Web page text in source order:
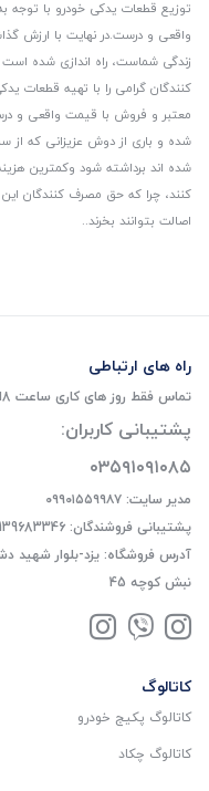
توزیع قطعات یدکی خودرو با توجه
واقعی و درست.در نهایت با ارزش
زندگی شماست، راه اندازی شده
کنندگان گرامی را با تهیه قطعات
معتبر و فروش با قیمت واقعی و
شده و باری از دوش عزیزانی که
شده اند برداشته شود و‌کمترین
کنند، چرا که حق مصرف کنندگان
اصالت بتوانند بخرند..
راه های ارتباطی
تماس فقط روز های کاری ساعت 8الی13
پشتیبانی کاربران:
۰۳۵۹۱۰۹۱۰۸۵
مدیر سایت: ۰۹۹۰۱۵۵۹۹۸۷
پشتیبانی فروشندگان: 09139683346
آدرس فروشگاه: یزد-بلوار شهید
نبش کوچه 45
کاتالوگ
کاتالوگ پکیج خودرو
کاتالوگ چکاد